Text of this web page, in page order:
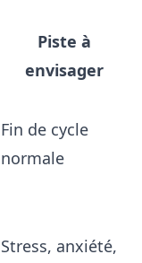
Piste à
envisager
Fin de cycle
normale
Stress, anxiété,